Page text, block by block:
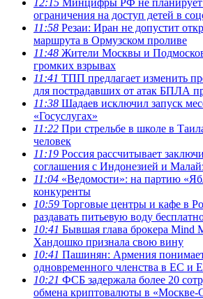
ограничения на доступ детей в
11:58 Резаи: Иран не допустит
маршрута в Ормузском проливе
11:48 Жители Москвы и
громких взрывах
11:41 ТПП предлагает изменить
для пострадавших от атак БПЛА
11:38 Шадаев исключил запуск
«Госуслугах»
11:22 При стрельбе в школе в
человек
11:19 Россия рассчитывает
соглашения с Индонезией и
11:04 «Ведомости»: на партию
конкуренты
10:59 Торговые центры и кафе в
раздавать питьевую воду
10:41 Бывшая глава брокера Mind
Хандошко признала свою вину
10:41 Пашинян: Армения
одновременного членства в ЕС и
10:21 ФСБ задержала более 20
обмена криптовалюты в «Москве-